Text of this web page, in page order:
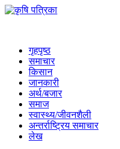
गृहपृष्ठ
समाचार
किसान
जानकारी
अर्थ/बजार
समाज
स्वास्थ्य/जीवनशैली
अन्तर्राष्ट्रिय समाचार
लेख